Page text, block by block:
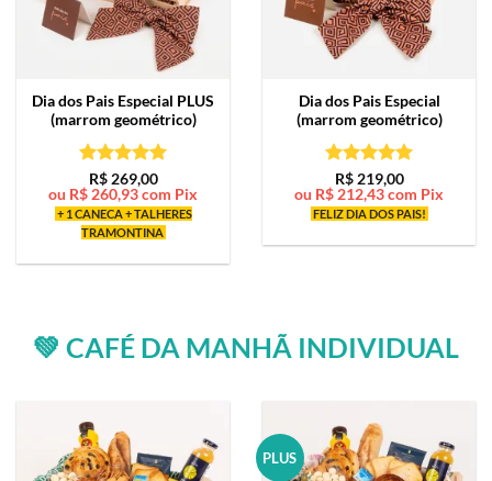
Dia dos Pais Especial PLUS
(marrom geométrico)
Avaliação5
de 5
R$269,00
ou R$ 260,93com Pix
+ 1 CANECA + TALHERES
TRAMONTINA
Dia dos Pais Especial
(marrom geométrico)
Avaliação5
de 5
R$219,00
ou R$ 212,43com Pix
FELIZ DIA DOS PAIS!
💚 CAFÉ DA MANHÃ INDIVIDUAL
PLUS